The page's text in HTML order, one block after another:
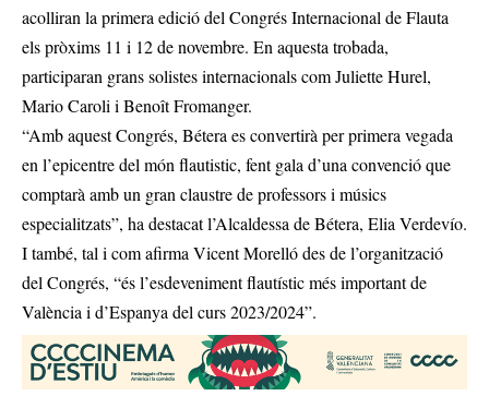
acolliran la primera edició del Congrés Internacional de Flauta
els pròxims 11 i 12 de novembre. En aquesta trobada,
participaran grans solistes internacionals com Juliette Hurel,
Mario Caroli i Benoît Fromanger.
“Amb aquest Congrés, Bétera es convertirà per primera vegada
en l’epicentre del món flautistic, fent gala d’una convenció que
comptarà amb un gran claustre de professors i músics
especialitzats”, ha destacat l’Alcaldessa de Bétera, Elia Verdevío.
I també, tal i com afirma Vicent Morelló des de l’organització
del Congrés, “és l’esdeveniment flautístic més important de
València i d’Espanya del curs 2023/2024”.